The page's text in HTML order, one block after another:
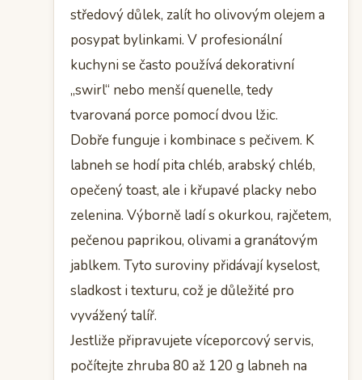
středový důlek, zalít ho olivovým olejem a
posypat bylinkami. V profesionální
kuchyni se často používá dekorativní
„swirl“ nebo menší quenelle, tedy
tvarovaná porce pomocí dvou lžic.
Dobře funguje i kombinace s pečivem. K
labneh se hodí pita chléb, arabský chléb,
opečený toast, ale i křupavé placky nebo
zelenina. Výborně ladí s okurkou, rajčetem,
pečenou paprikou, olivami a granátovým
jablkem. Tyto suroviny přidávají kyselost,
sladkost i texturu, což je důležité pro
vyvážený talíř.
Jestliže připravujete víceporcový servis,
počítejte zhruba 80 až 120 g labneh na